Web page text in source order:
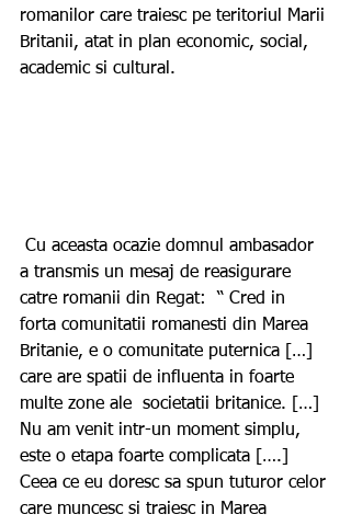
romanilor care traiesc pe teritoriul Marii
Britanii, atat in plan economic, social,
academic si cultural.
a transmis un mesaj de reasigurare
catre romanii din Regat:  “ Cred in
forta comunitatii romanesti din Marea
Britanie, e o comunitate puternica […]
care are spatii de influenta in foarte
multe zone ale  societatii britanice. […]
Nu am venit intr-un moment simplu,
este o etapa foarte complicata [….]
Ceea ce eu doresc sa spun tuturor celor
care muncesc si traiesc in Marea